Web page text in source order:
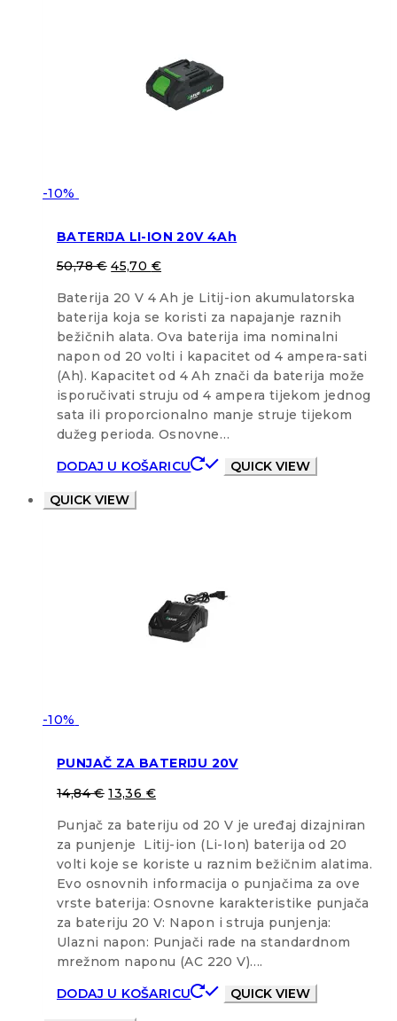
-10%
BATERIJA LI-ION 20V 4Ah
50,78€ 45,70 €
Baterija 20 V 4 Ah je Litij-ion akumulatorska
baterija koja se koristi za napajanje raznih
bežičnih alata. Ova baterija ima nominalni
napon od 20 volti i kapacitet od 4 ampera-sati
(Ah). Kapacitet od 4 Ah znači da baterija može
isporučivati struju od 4 ampera tijekom jednog
sata ili proporcionalno manje struje tijekom
dužeg perioda. Osnovne…
DODAJ U KOŠARICU
QUICK VIEW
QUICK VIEW
-10%
PUNJAČ ZA BATERIJU 20V
14,84€ 13,36 €
Punjač za bateriju od 20 V je uređaj dizajniran
za punjenje Litij-ion (Li-Ion) baterija od 20
volti koje se koriste u raznim bežičnim alatima.
Evo osnovnih informacija o punjačima za ove
vrste baterija: Osnovne karakteristike punjača
za bateriju 20 V: Napon i struja punjenja:
Ulazni napon: Punjači rade na standardnom
mrežnom naponu (AC 220 V)….
DODAJ U KOŠARICU
QUICK VIEW